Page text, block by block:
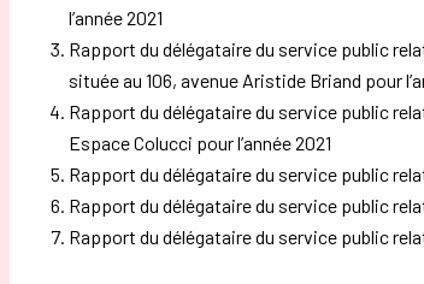
l’année 2021
Rapport du délégataire du service public
située au 106, avenue Aristide Briand pour
Rapport du délégataire du service public
Espace Colucci pour l’année 2021
Rapport du délégataire du service public
Rapport du délégataire du service public
Rapport du délégataire du service public